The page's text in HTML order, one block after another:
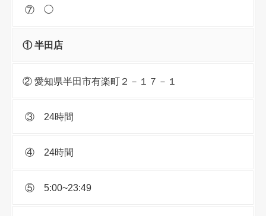
⑦ ◯
① 半田店
② 愛知県半田市有楽町２－１７－１
③ 24時間
④ 24時間
⑤ 5:00~23:49